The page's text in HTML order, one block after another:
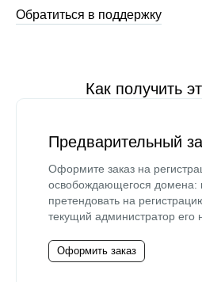
Обратиться в поддержку
Как получить
Предварительный
Оформите заказ на
освобождающегося домена:
претендовать на
текущий администратор его
Оформить заказ